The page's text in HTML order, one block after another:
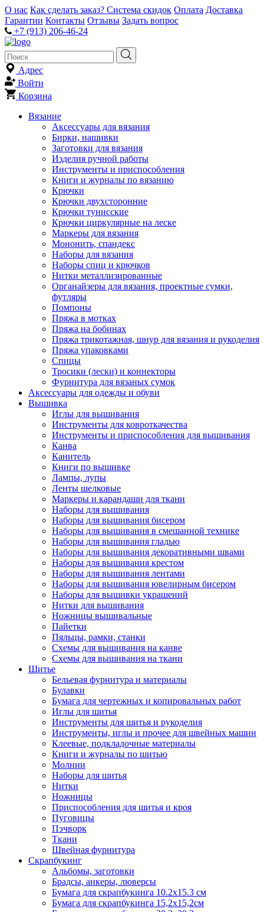
О нас Как сделать заказ? Система скидок Оплата Доставка
Гарантии Контакты Отзывы Задать вопрос
+7 (913) 206-46-24
Адрес
Войти
Корзина
Вязание
Аксессуары для вязания
Бирки, нашивки
Заготовки для вязания
Изделия ручной работы
Инструменты и приспособления
Книги и журналы по вязанию
Крючки
Крючки двухсторонние
Крючки тунисские
Крючки циркулярные на леске
Маркеры для вязания
Мононить, спандекс
Наборы для вязания
Наборы спиц и крючков
Нитки металлизированные
Органайзеры для вязания, проектные сумки,
футляры
Помпоны
Пряжа в мотках
Пряжа на бобинах
Пряжа трикотажная, шнур для вязания и рукоделия
Пряжа упаковками
Спицы
Тросики (лески) и коннекторы
Фурнитура для вязаных сумок
Аксессуары для одежды и обуви
Вышивка
Иглы для вышивания
Инструменты для ковроткачества
Инструменты и приспособления для вышивания
Канва
Канитель
Книги по вышивке
Лампы, лупы
Ленты шелковые
Маркеры и карандаши для ткани
Наборы для вышивания
Наборы для вышивания бисером
Наборы для вышивания в смешанной технике
Наборы для вышивания гладью
Наборы для вышивания декоративными швами
Наборы для вышивания крестом
Наборы для вышивания лентами
Наборы для вышивания ювелирным бисером
Наборы для вышивки украшений
Нитки для вышивания
Ножницы вышивальные
Пайетки
Пяльцы, рамки, станки
Схемы для вышивания на канве
Схемы для вышивания на ткани
Шитье
Бельевая фурнитура и материалы
Булавки
Бумага для чертежных и копировальных работ
Иглы для шитья
Инструменты для шитья и рукоделия
Инструменты, иглы и прочее для швейных машин
Клеевые, подкладочные материалы
Книги и журналы по шитью
Молнии
Наборы для шитья
Нитки
Ножницы
Приспособления для шитья и кроя
Пуговицы
Пэчворк
Ткани
Швейная фурнитура
Скрапбукинг
Альбомы, заготовки
Брадсы, анкеры, люверсы
Бумага для скрапбукинга 10.2х15.3 см
Бумага для скрапбукинга 15,2х15,2см